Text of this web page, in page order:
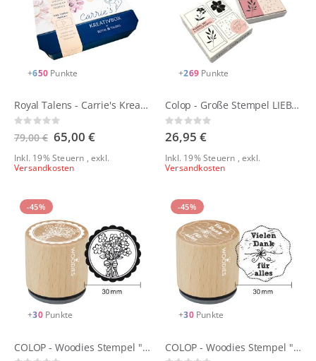
+650 Punkte
Royal Talens - Carrie's Kreativbox
Rating:
0%
79,00 € Sonderangebot
65,00 €
Inkl. 19% Steuern ,exkl.
Versandkosten
+269 Punkte
Colop - Große Stempel LIEBE - Floral Set by May & Berry
Rating:
0%
26,95 €
Inkl. 19% Steuern ,exkl.
Versandkosten
-45%
+30 Punkte
COLOP - Woodies Stempel "Allgemein"
-45%
+30 Punkte
COLOP - Woodies Stempel "Danke"